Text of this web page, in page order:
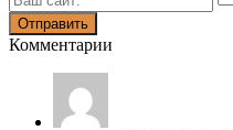
Комментарии